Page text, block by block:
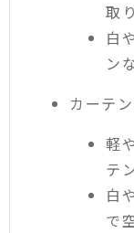
取
白
ン
カーテ
軽
テ
白
で